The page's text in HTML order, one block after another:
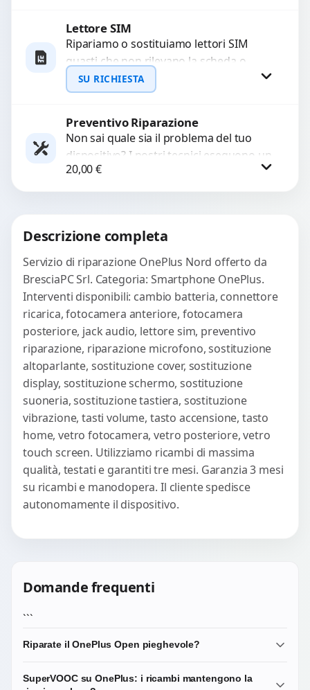
Lettore SIM
Ripariamo o sostituiamo lettori SIM
guasti che non rilevano la scheda o
interrompono il segnale. Utilizziamo
ricambi testati e garantiti...
SU RICHIESTA
Richiedi Preventivo
Preventivo Riparazione
Non sai quale sia il problema del tuo
dispositivo? I nostri tecnici eseguono un
check-up completo con strumenti
avanzati per...
20,00€
Descrizione completa
Servizio di riparazione OnePlus Nord offerto da
BresciaPC Srl. Categoria: Smartphone OnePlus.
Interventi disponibili: cambio batteria, connettore
ricarica, fotocamera anteriore, fotocamera
posteriore, jack audio, lettore sim, preventivo
riparazione, riparazione microfono, sostituzione
altoparlante, sostituzione cover, sostituzione
display, sostituzione schermo, sostituzione
suoneria, sostituzione tastiera, sostituzione
vibrazione, tasti volume, tasto accensione, tasto
home, vetro fotocamera, vetro posteriore, vetro
touch screen. Utilizziamo ricambi di massima
qualità, testati e garantiti tre mesi. Garanzia 3 mesi
su ricambi e manodopera. Il cliente spedisce
autonomamente il dispositivo.
Domande frequenti
```
Riparate il OnePlus Open pieghevole?
scrivici prima per una verifica preliminare di disponibilità
SuperVOOC su OnePlus: i ricambi mantengono la